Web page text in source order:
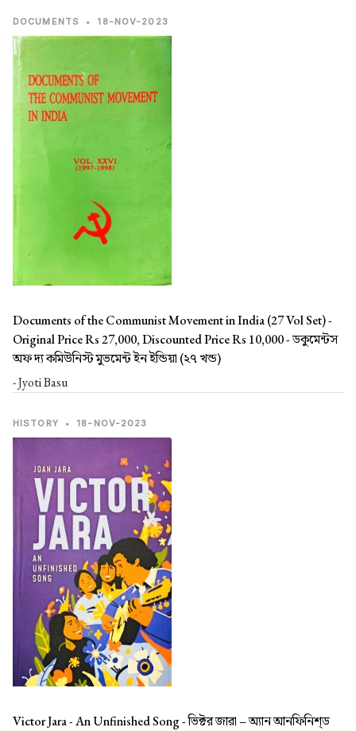
DOCUMENTS • 18-NOV-2023
Documents of the Communist Movement in India (27 Vol Set) -
Original Price Rs 27,000, Discounted Price Rs 10,000 -ডকুমেন্টস
অফ দ্য কমিউনিস্ট মুভমেন্ট ইন ইন্ডিয়া (২৭ খন্ড)
- Jyoti Basu
HISTORY • 18-NOV-2023
Victor Jara - An Unfinished Song -ভিক্টর জারা – অ্যান আনফিনিশ্‌ড